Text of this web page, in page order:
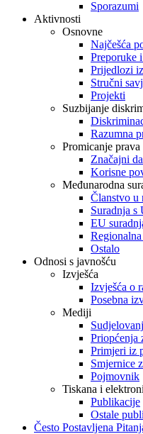
Sporazumi
Aktivnosti
Osnovne
Najčešća
Preporuke
Prijedlozi
Stručni
Projekti
Suzbijanje
Razumna
Promicanje
Značajni
Korisne
Međunarodna
Članstvo u
Suradnja
EU
Ostalo
Odnosi s javnošću
Izvješća
Izvješća o
Posebna
Mediji
Priopćenja
Primjeri iz
Smjernice
Pojmovnik
Tiskana i
Publikacije
Ostale
Često Postavljena